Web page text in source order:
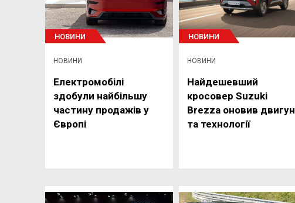
НОВИНИ
НОВИНИ
Електромобілі
здобули найбільшу
частину продажів у
Європі
НОВИНИ
НОВИНИ
Найдешевший
кросовер Suzuki
Brezza оновив двигун
та технології